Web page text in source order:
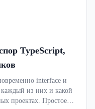
TypeScript,
interface и
из них и какой
проектах. Простое